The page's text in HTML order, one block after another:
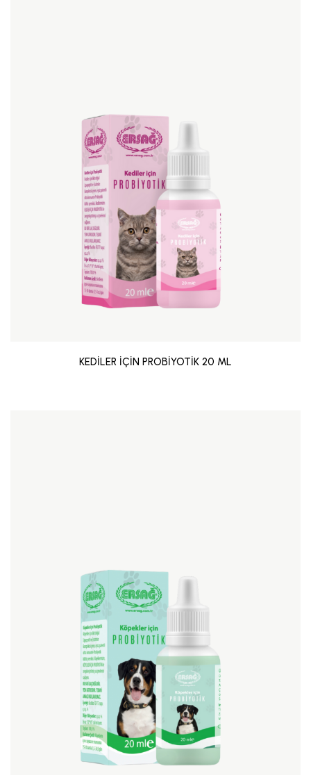
KEDİLER İÇİN PROBİYOTİK 20 ML